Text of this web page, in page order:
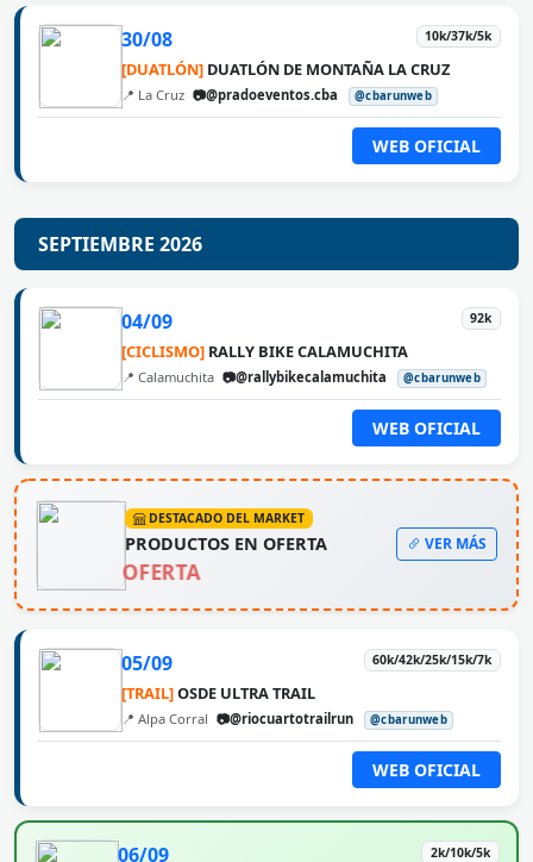
30/08 10k/37k/5k
[DUATLÓN] DUATLÓN DE MONTAÑA LA CRUZ
📍 La Cruz 📷@pradoeventos.cba @cbarunweb
WEB OFICIAL
SEPTIEMBRE 2026
04/09 92k
[CICLISMO] RALLY BIKE CALAMUCHITA
📍 Calamuchita 📷@rallybikecalamuchita @cbarunweb
WEB OFICIAL
DESTACADO DEL MARKET
PRODUCTOS EN OFERTA
OFERTA
VER MÁS
05/09 60k/42k/25k/15k/7k
[TRAIL]OSDE ULTRA TRAIL
📍 Alpa Corral 📷@riocuartotrailrun @cbarunweb
WEB OFICIAL
06/09 2k/10k/5k